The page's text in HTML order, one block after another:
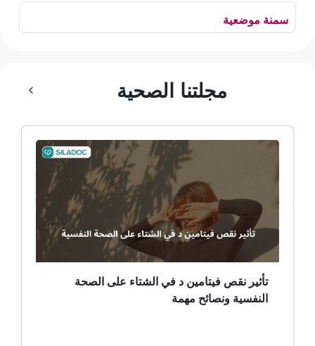
سمنة موضعية
ألم وعائي وجهي
ضمور عصبي ألمي
حساسية
ثعلبة
ألزهايمر (مرض)
مجلتنا الصحية
تأثير نقص فيتامين د في الشتاء على الصحة
النفسية ونصائح مهمة